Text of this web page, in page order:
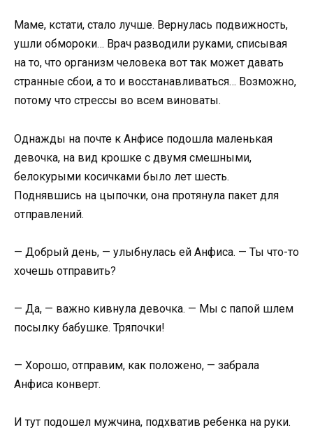
Маме, кстати, стало лучше. Вернулась подвижность,
ушли обмороки… Врач разводили руками, списывая
на то, что организм человека вот так может давать
странные сбои, а то и восстанавливаться… Возможно,
потому что стрессы во всем виноваты.
Однажды на почте к Анфисе подошла маленькая
девочка, на вид крошке с двумя смешными,
белокурыми косичками было лет шесть.
Поднявшись на цыпочки, она протянула пакет для
отправлений.
— Добрый день, — улыбнулась ей Анфиса. — Ты что-то
хочешь отправить?
— Да, — важно кивнула девочка. — Мы с папой шлем
посылку бабушке. Тряпочки!
— Хорошо, отправим, как положено, — забрала
Анфиса конверт.
И тут подошел мужчина, подхватив ребенка на руки.